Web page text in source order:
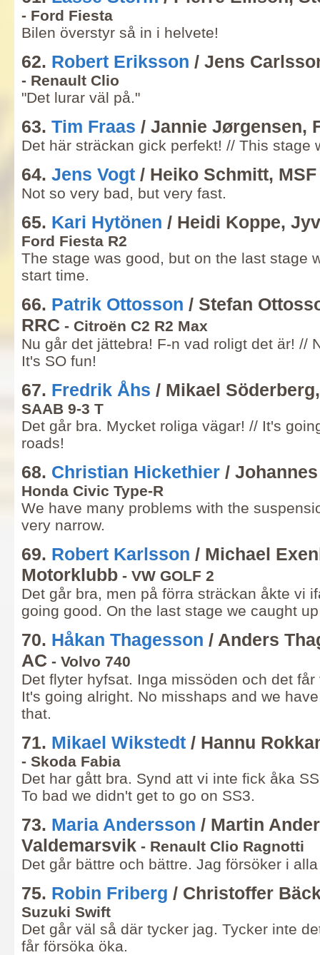
- Ford Fiesta
Bilen överstyr så in i helvete!
62. Robert Eriksson / Jens
- Renault Clio
"Det lurar väl på."
63. Tim Fraas / Jannie Jørgensen,
Det här sträckan gick perfekt! // This stage
64. Jens Vogt / Heiko Schmitt,
Not so very bad, but very fast.
65. Kari Hytönen / Heidi Koppe,
Ford Fiesta R2
The stage was good, but on the last stage
start time.
66. Patrik Ottosson / Stefan
RRC - Citroën C2 R2 Max
Nu går det jättebra! F-n vad roligt det är! //
It's SO fun!
67. Fredrik Åhs / Mikael
SAAB 9-3 T
Det går bra. Mycket roliga vägar! // It's
roads!
68. Christian Hickethier /
Honda Civic Type-R
We have many problems with the
very narrow.
69. Robert Karlsson / Michael
Motorklubb - VW GOLF 2
Det går bra, men på förra sträckan åkte vi
going good. On the last stage we caught
70. Håkan Thagesson / Anders
AC - Volvo 740
Det flyter hyfsat. Inga missöden och det
It's going alright. No misshaps and we
that.
71. Mikael Wikstedt / Hannu
- Skoda Fabia
Det har gått bra. Synd att vi inte fick åka
To bad we didn't get to go on SS3.
73. Maria Andersson / Martin
Valdemarsvik - Renault Clio Ragnotti
Det går bättre och bättre. Jag försöker i
75. Robin Friberg / Christoffer
Suzuki Swift
Det går väl så där tycker jag. Tycker inte
får försöka öka.